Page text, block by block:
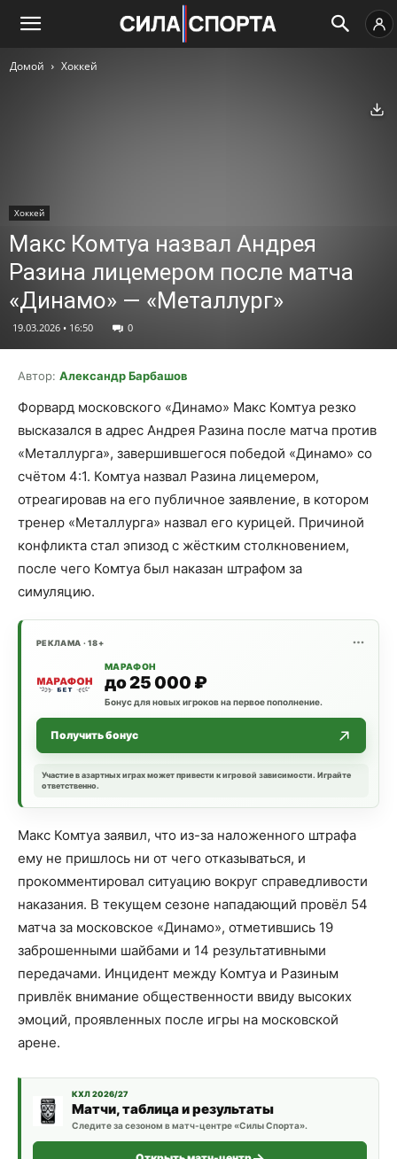
Домой Хоккей
Хоккей
Макс Комтуа назвал Андрея
Разина лицемером после матча
«Динамо» — «Металлург»
19.03.2026 • 16:50 0
Автор: Александр Барбашов
Форвард московского «Динамо» Макс Комтуа резко
высказался в адрес Андрея Разина после матча против
«Металлурга», завершившегося победой «Динамо» со
счётом 4:1. Комтуа назвал Разина лицемером,
отреагировав на его публичное заявление, в котором
тренер «Металлурга» назвал его курицей. Причиной
конфликта стал эпизод с жёстким столкновением,
после чего Комтуа был наказан штрафом за
симуляцию.
РЕКЛАМА · 18+
МАРАФОН
до 25 000 ₽
Бонус для новых игроков на первое пополнение.
Получить бонус
Участие в азартных играх может привести к игровой зависимости. Играйте
ответственно.
Макс Комтуа заявил, что из-за наложенного штрафа
ему не пришлось ни от чего отказываться, и
прокомментировал ситуацию вокруг справедливости
наказания. В текущем сезоне нападающий провёл 54
матча за московское «Динамо», отметившись 19
заброшенными шайбами и 14 результативными
передачами. Инцидент между Комтуа и Разиным
привлёк внимание общественности ввиду высоких
эмоций, проявленных после игры на московской
арене.
КХЛ 2026/27
Матчи, таблица и результаты
Следите за сезоном в матч-центре «Силы Спорта».